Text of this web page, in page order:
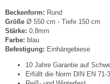
Beckenform: Rund
Größe Ø 550 cm - Tiefe 150 cm
Stärke: 0,8mm
Farbe: blau
Befestigung: Einhängebiese
10 Jahre Garantie auf
Erfüllt die Norm DIN EN